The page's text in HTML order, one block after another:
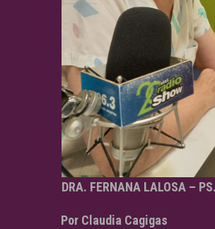
DRA. FERNANA LALOSA –
Por Claudia Cagigas